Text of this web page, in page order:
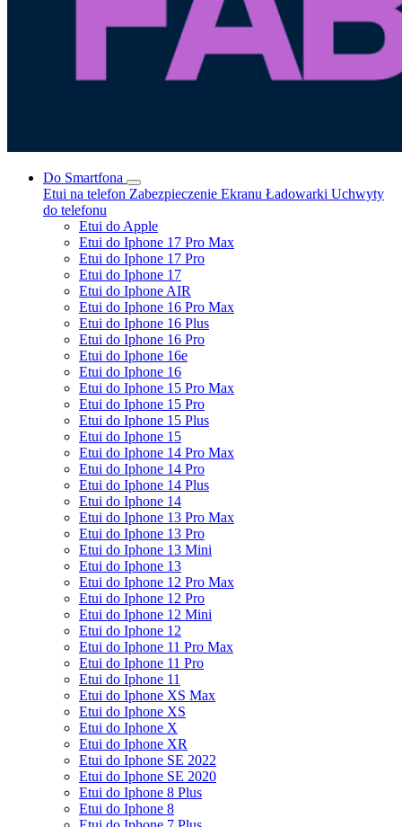
Do Smartfona
Etui na telefon Zabezpieczenie Ekranu Ładowarki Uchwyty
do telefonu
Etui do Apple
Etui do Iphone 17 Pro Max
Etui do Iphone 17 Pro
Etui do Iphone 17
Etui do Iphone AIR
Etui do Iphone 16 Pro Max
Etui do Iphone 16 Plus
Etui do Iphone 16 Pro
Etui do Iphone 16e
Etui do Iphone 16
Etui do Iphone 15 Pro Max
Etui do Iphone 15 Pro
Etui do Iphone 15 Plus
Etui do Iphone 15
Etui do Iphone 14 Pro Max
Etui do Iphone 14 Pro
Etui do Iphone 14 Plus
Etui do Iphone 14
Etui do Iphone 13 Pro Max
Etui do Iphone 13 Pro
Etui do Iphone 13 Mini
Etui do Iphone 13
Etui do Iphone 12 Pro Max
Etui do Iphone 12 Pro
Etui do Iphone 12 Mini
Etui do Iphone 12
Etui do Iphone 11 Pro Max
Etui do Iphone 11 Pro
Etui do Iphone 11
Etui do Iphone XS Max
Etui do Iphone XS
Etui do Iphone X
Etui do Iphone XR
Etui do Iphone SE 2022
Etui do Iphone SE 2020
Etui do Iphone 8 Plus
Etui do Iphone 8